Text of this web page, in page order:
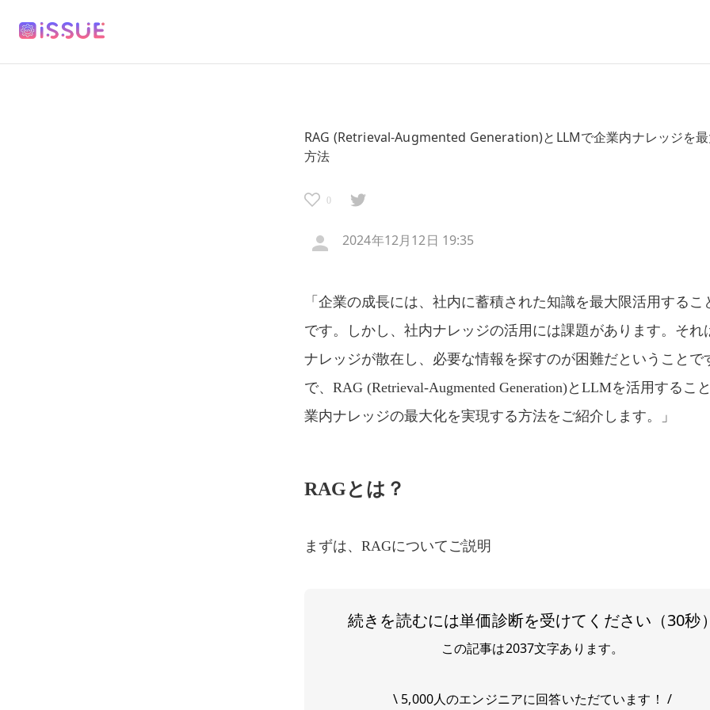
RAG (Retrieval-Augmented Generation)とLLMで企業内ナレッジを
方法
0
2024年12月12日 19:35
「企業の成長には、社内に蓄積された知識を最大限活用するこ
です。しかし、社内ナレッジの活用には課題があります。それ
ナレッジが散在し、必要な情報を探すのが困難だということで
で、RAG (Retrieval-Augmented Generation)とLLMを活用するこ
業内ナレッジの最大化を実現する方法をご紹介します。」
RAGとは？
まずは、RAGについてご説明
続きを読むには単価診断を受けてください（30秒）
この記事は2037文字あります。
\ 5,000人のエンジニアに回答いただています！ /